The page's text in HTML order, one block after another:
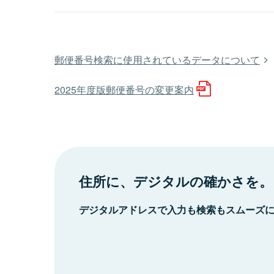
郵便番号検索に使用されているデータについて
2025年度版郵便番号の変更案内
住所に、デジタルの確かさを。
デジタルアドレスで入力も検索もスムーズ